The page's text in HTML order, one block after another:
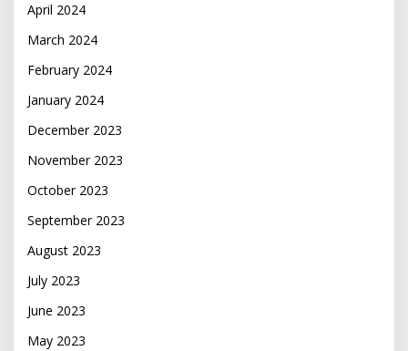
April 2024
March 2024
February 2024
January 2024
December 2023
November 2023
October 2023
September 2023
August 2023
July 2023
June 2023
May 2023